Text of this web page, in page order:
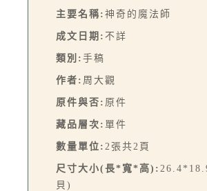
主要名稱: 神奇的魔法師
成文日期: 不詳
類別: 手稿
作者: 周大觀
原件與否: 原件
藏品層次: 單件
數量單位: 2張共2頁
尺寸大小(長*寬*高):
貝)